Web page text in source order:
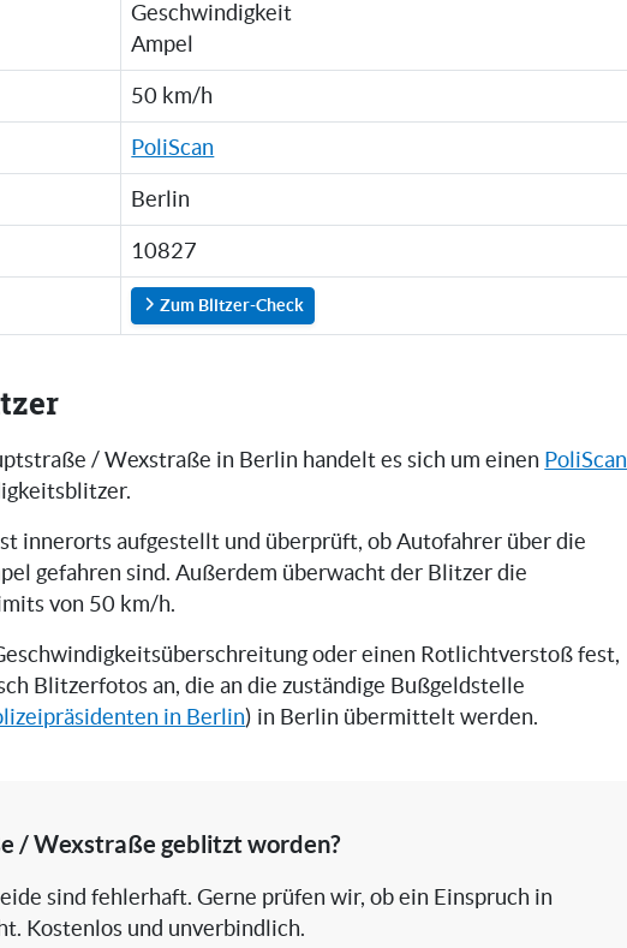
Geschwindigkeit
Ampel
50 km/h
PoliScan
Berlin
10827
Zum Blitzer-Check
/ Wexstraße in Berlin handelt es sich um einen PoliScan
innerorts aufgestellt und überprüft, ob Autofahrer über die
gefahren sind. Außerdem überwacht der Blitzer die
von 50 km/h.
oder einen Rotlichtverstoß fest,
Blitzerfotos an, die an die zuständige Bußgeldstelle
in Berlin) in Berlin übermittelt werden.
/ Wexstraße geblitzt worden?
sind fehlerhaft. Gerne prüfen wir, ob ein Einspruch in
Kostenlos und unverbindlich.